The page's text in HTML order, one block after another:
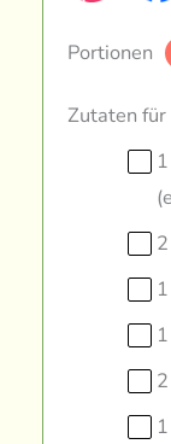
Portionen
Zutaten